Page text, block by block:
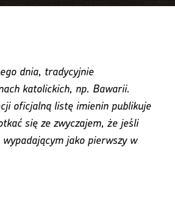
dnia, tradycyjnie
katolickich, np. Bawarii.
oficjalną listę imienin publikuje
się ze zwyczajem, że jeśli
jako pierwszy w